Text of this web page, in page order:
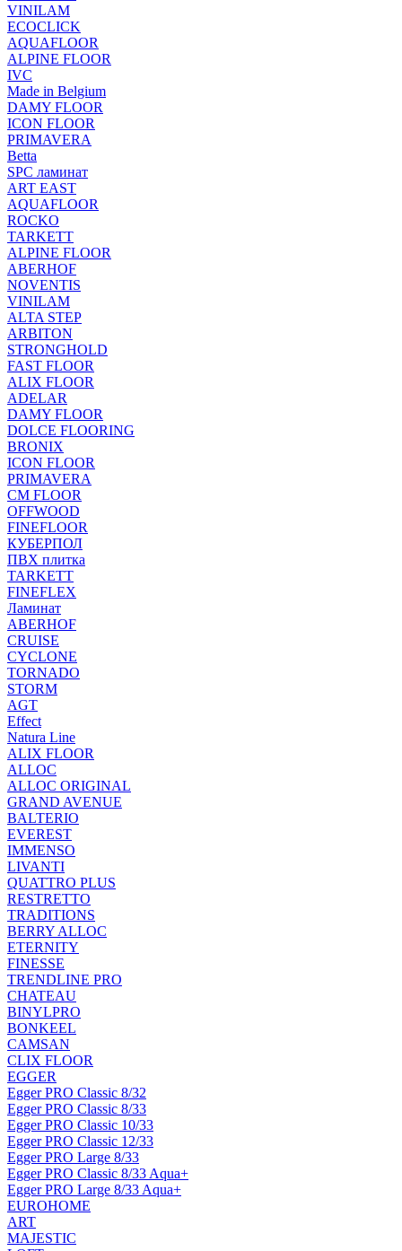
VINILAM
ECOCLICK
AQUAFLOOR
ALPINE FLOOR
IVC
Made in Belgium
DAMY FLOOR
ICON FLOOR
PRIMAVERA
Betta
SPC ламинат
ART EAST
AQUAFLOOR
ROCKO
TARKETT
ALPINE FLOOR
ABERHOF
NOVENTIS
VINILAM
ALTA STEP
ARBITON
STRONGHOLD
FAST FLOOR
ALIX FLOOR
ADELAR
DAMY FLOOR
DOLCE FLOORING
BRONIX
ICON FLOOR
PRIMAVERA
CM FLOOR
OFFWOOD
FINEFLOOR
КУБЕРПОЛ
ПВХ плитка
TARKETT
FINEFLEX
Ламинат
ABERHOF
CRUISE
CYCLONE
TORNADO
STORM
AGT
Effect
Natura Line
ALIX FLOOR
ALLOC
ALLOC ORIGINAL
GRAND AVENUE
BALTERIO
EVEREST
IMMENSO
LIVANTI
QUATTRO PLUS
RESTRETTO
TRADITIONS
BERRY ALLOC
ETERNITY
FINESSE
TRENDLINE PRO
CHATEAU
BINYLPRO
BONKEEL
CAMSAN
CLIX FLOOR
EGGER
Egger PRO Classic 8/32
Egger PRO Classic 8/33
Egger PRO Classic 10/33
Egger PRO Classic 12/33
Egger PRO Large 8/33
Egger PRO Classic 8/33 Aqua+
Egger PRO Large 8/33 Aqua+
EUROHOME
ART
MAJESTIC